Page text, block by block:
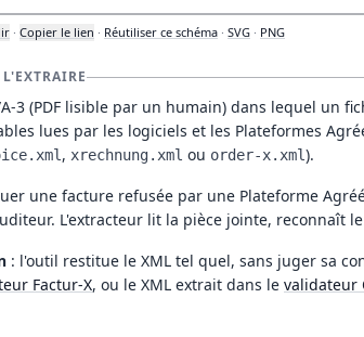
· Copier le lien · Réutiliser ce schéma · SVG · PNG
3 (PDF lisible par un humain) dans lequel un
lues par les logiciels et les Plateformes
, xrechnung.xml ou order-x.xml).
une facture refusée par une Plateforme
L'extracteur lit la pièce jointe, reconnaît
: l'outil restitue le XML tel quel, sans juger sa
Factur-X, ou le XML extrait dans le validateur